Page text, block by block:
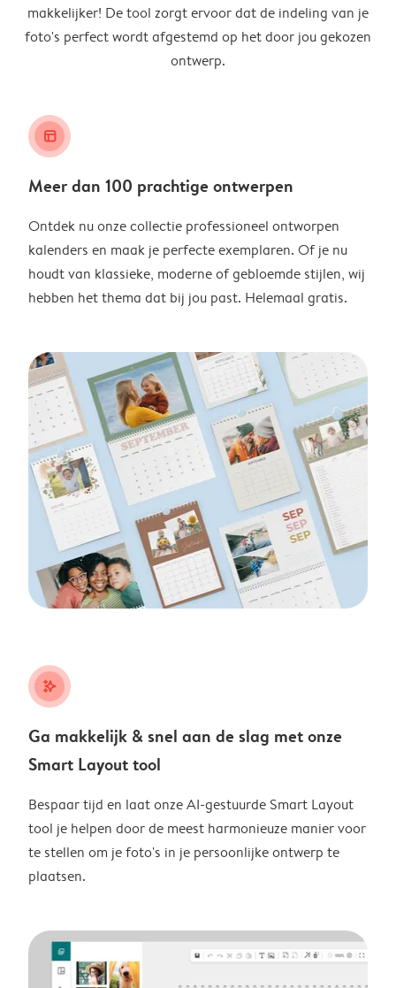
makkelijker! De tool zorgt ervoor dat de indeling van je
foto's perfect wordt afgestemd op het door jou gekozen
ontwerp.
layout_alt
Meer dan 100 prachtige ontwerpen
Ontdek nu onze collectie professioneel ontworpen
kalenders en maak je perfecte exemplaren. Of je nu
houdt van klassieke, moderne of gebloemde stijlen, wij
hebben het thema dat bij jou past. Helemaal gratis.
stars_plus
Ga makkelijk & snel aan de slag met onze
Smart Layout tool
Bespaar tijd en laat onze AI-gestuurde Smart Layout
tool je helpen door de meest harmonieuze manier voor
te stellen om je foto's in je persoonlijke ontwerp te
plaatsen.